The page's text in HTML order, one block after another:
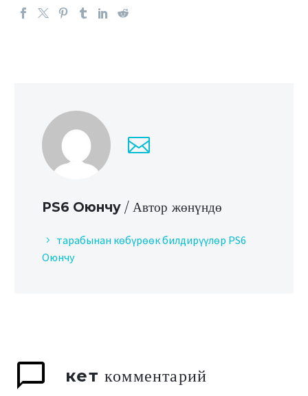
PS6 Оюнчу / Автор жөнүндө
тарабынан көбүрөөк билдирүүлөр PS6
Оюнчу
кеткомментарий